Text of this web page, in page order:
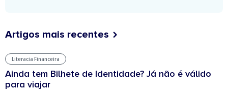
Artigos mais recentes
Literacia Financeira
Ainda tem Bilhete de Identidade? Já não é válido
para viajar